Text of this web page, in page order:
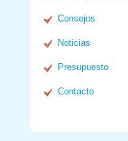
Consejos
Noticias
Presupuesto
Contacto